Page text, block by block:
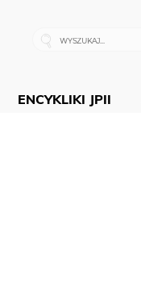
ENCYKLIKI JPII